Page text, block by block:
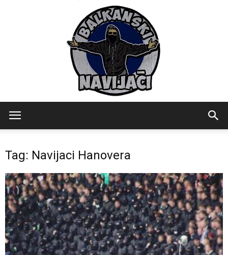
Tag: Navijaci Hanovera